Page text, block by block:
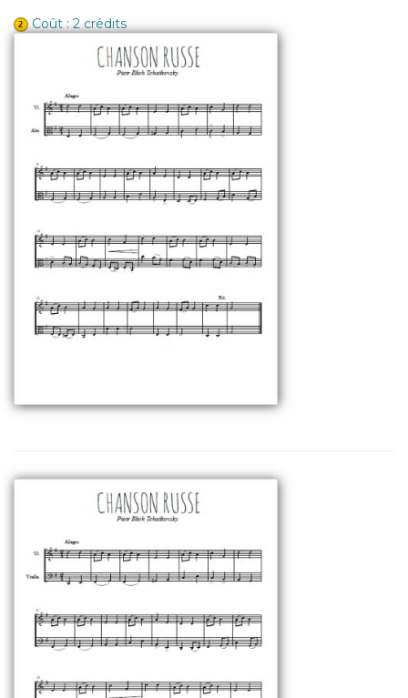
Coût : 2 crédits